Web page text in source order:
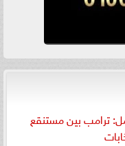
ترامب بين مستنقع